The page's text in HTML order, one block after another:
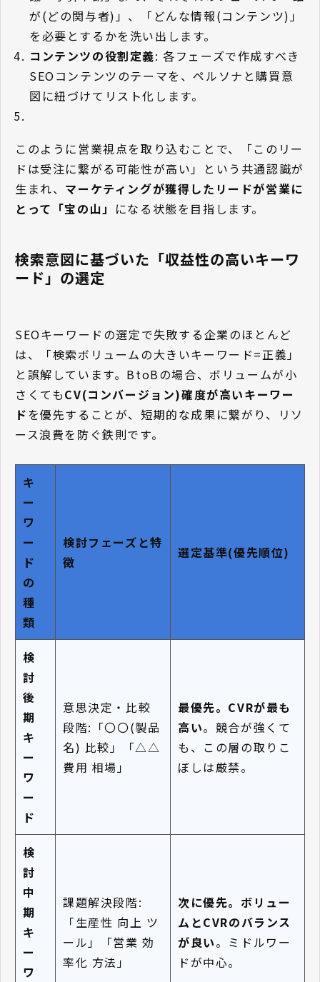
が(どの関与者)」、「どんな情報(コンテンツ)」
を必要とするかを洗い出します。
コンテンツの役割定義: 各フェーズで作成すべき
SEOコンテンツのテーマを、ペルソナと購買意
図に紐づけてリスト化します。
このように営業視点を取り込むことで、「このリー
ドは受注に繋がる可能性が高い」という共通認識が
生まれ、 マーケティングが獲得したリードが営業に
とって「宝の山」 になる状態を目指します。
検索意図に基づいた「収益性の高いキーワ
ード」の選定
SEOキーワードの選定で失敗する企業のほとんど
は、「検索ボリュームの大きいキーワード=正義」
と誤解しています。BtoBの場合、ボリュームが小
さくてもCV(コンバージョン)確度が高いキーワー
ドを優先することが、短期的な成果に繋がり、リソ
ース浪費を防ぐ鉄則です。
キ
ー
ワ
ー
ド
の
種
類
検討フェーズと特
徴
選定基準(優先順位)
検
討
後
期
キ
ー
ワ
ー
ド
意思決定・比較
段階:「〇〇(製品
名) 比較」「△△
費用 相場」
最優先。CVRが最も
高い。競合が強くて
も、この層の取りこ
ぼしは厳禁。
検
討
中
期
キ
ー
ワ
課題解決段階:
「生産性 向上 ツ
ール」「営業 効
率化 方法」
次に優先。ボリュー
ムとCVRのバランス
が良い。ミドルワー
ドが中心。